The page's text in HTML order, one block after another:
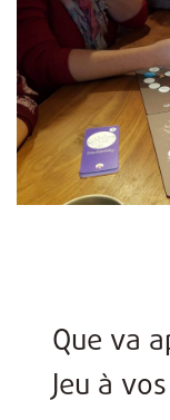
Que va
Jeu à